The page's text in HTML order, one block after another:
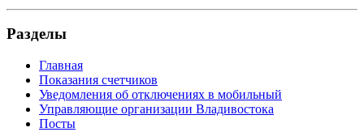
Разделы
Главная
Показания счетчиков
Уведомления об отключениях в мобильный
Управляющие организации Владивостока
Посты